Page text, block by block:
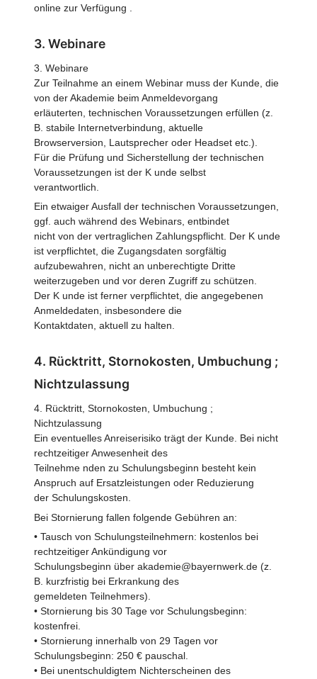
online zur Verfügung .
3. Webinare
3. Webinare
Zur Teilnahme an einem Webinar muss der Kunde, die
von der Akademie beim Anmeldevorgang
erläuterten, technischen Voraussetzungen erfüllen (z.
B. stabile Internetverbindung, aktuelle
Browserversion, Lautsprecher oder Headset etc.).
Für die Prüfung und Sicherstellung der technischen
Voraussetzungen ist der K unde selbst
verantwortlich.
Ein etwaiger Ausfall der technischen Voraussetzungen,
ggf. auch während des Webinars, entbindet
nicht von der vertraglichen Zahlungspflicht. Der K unde
ist verpflichtet, die Zugangsdaten sorgfältig
aufzubewahren, nicht an unberechtigte Dritte
weiterzugeben und vor deren Zugriff zu schützen.
Der K unde ist ferner verpflichtet, die angegebenen
Anmeldedaten, insbesondere die
Kontaktdaten, aktuell zu halten.
4. Rücktritt, Stornokosten, Umbuchung ;
Nichtzulassung
4. Rücktritt, Stornokosten, Umbuchung ;
Nichtzulassung
Ein eventuelles Anreiserisiko trägt der Kunde. Bei nicht
rechtzeitiger Anwesenheit des
Teilnehme nden zu Schulungsbeginn besteht kein
Anspruch auf Ersatzleistungen oder Reduzierung
der Schulungskosten.
Bei Stornierung fallen folgende Gebühren an:
• Tausch von Schulungsteilnehmern: kostenlos bei
rechtzeitiger Ankündigung vor
Schulungsbeginn über akademie@bayernwerk.de (z.
B. kurzfristig bei Erkrankung des
gemeldeten Teilnehmers).
• Stornierung bis 30 Tage vor Schulungsbeginn:
kostenfrei.
• Stornierung innerhalb von 29 Tagen vor
Schulungsbeginn: 250 € pauschal.
• Bei unentschuldigtem Nichterscheinen des